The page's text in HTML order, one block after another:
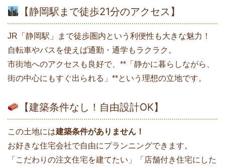
【静岡駅まで徒歩21分のアクセス】
JR「静岡駅」まで徒歩圏内という利便性も大きな魅力！
自転車やバスを使えば通勤・通学もラクラク。
市街地へのアクセスも良好で、**「静かに暮らしながら、
街の中心にもすぐ出られる」**という理想の立地です。
【建築条件なし！自由設計OK】
この土地には建築条件がありません！
お好きな住宅会社で自由にプランニングできます。
「こだわりの注文住宅を建てたい」「店舗付き住宅にした